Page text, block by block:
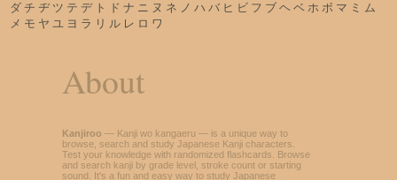
ダ チ ヂ ツ テ デ ト ド ナ ニ ヌ ネ ノ ハ バ ヒ ビ フ ブ ヘ ベ ホ ボ マ ミ ム
メ モ ヤ ユ ヨ ラ リ ル レ ロ ワ
About
Kanjiroo — Kanji wo kangaeru — is a unique way to
browse, search and study Japanese Kanji characters.
Test your knowledge with randomized flashcards. Browse
and search kanji by grade level, stroke count or starting
sound. It's a fun and easy way to study Japanese